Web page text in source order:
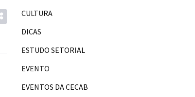
CULTURA
DICAS
ESTUDO SETORIAL
EVENTO
EVENTOS DA CECAB